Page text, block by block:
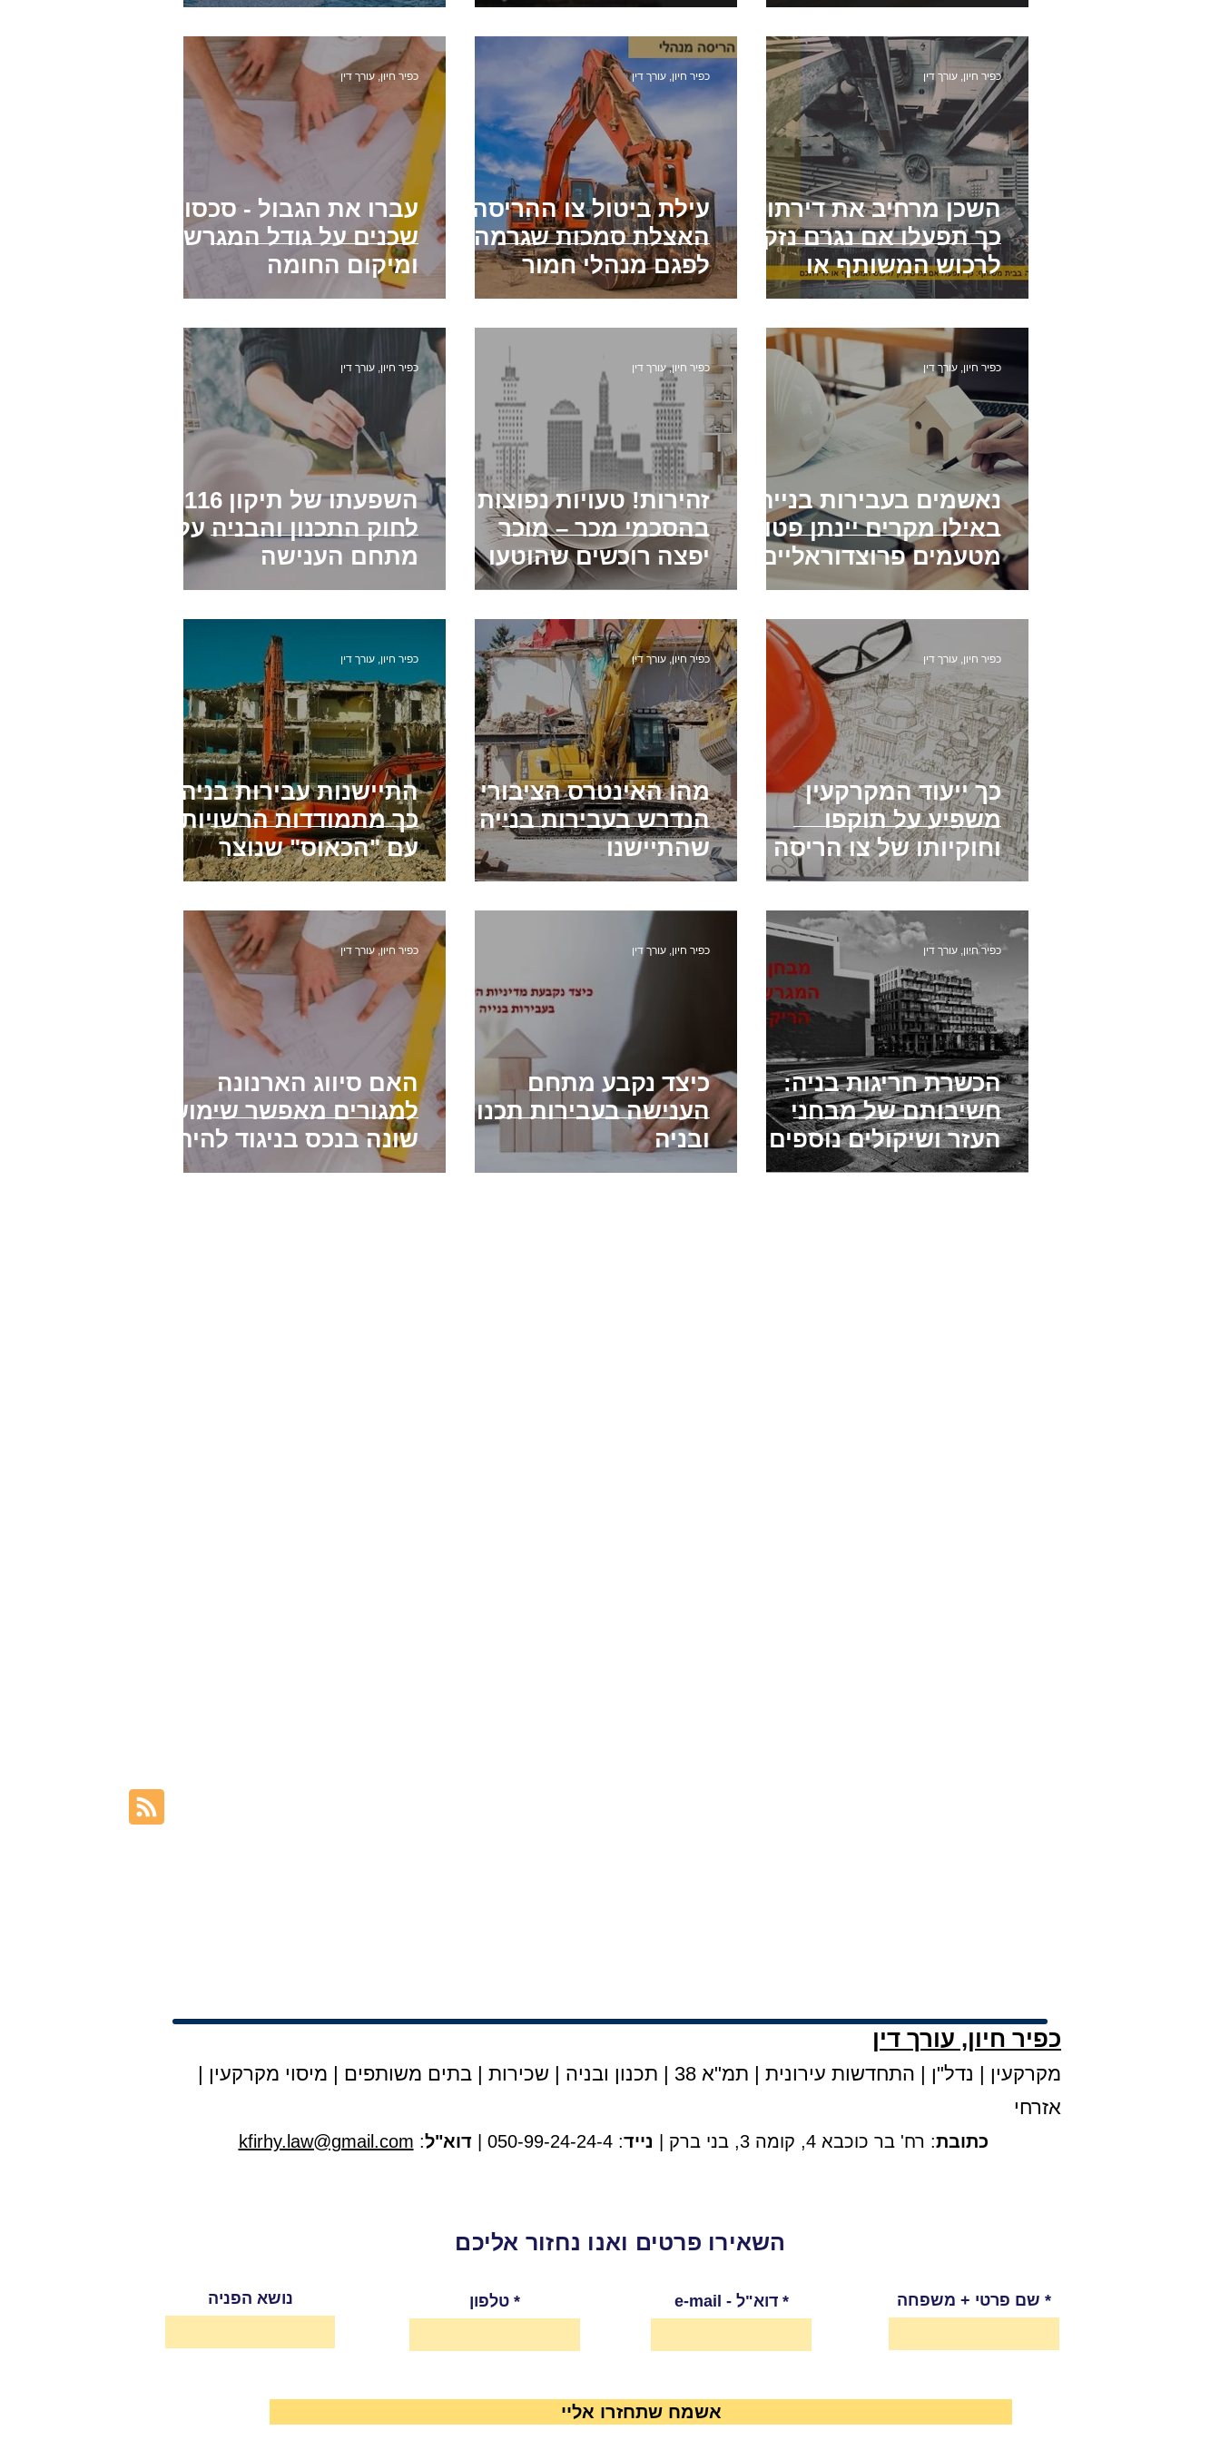
הפרה יסודית של הסכם פטור ממס שבח בגין מכירת דירה שהתקבל רישום מאוחר של זכויות בטאבו חוזה שכירות
בתים משותפים פינוי שוכר חריגות בנייה
השכן מרחיב את דירתו -
כך תפעלו אם נגרם נזק
לרכוש המשותף או
לדירתכם
כפיר חיון, עורך דין
עילת ביטול צו ההריסה:
האצלת סמכות שגרמה
לפגם מנהלי חמור
כפיר חיון, עורך דין
עברו את הגבול - סכסוכי
שכנים על גודל המגרש
ומיקום החומה
כפיר חיון, עורך דין
נאשמים בעבירות בנייה –
באילו מקרים יינתן פטור
מטעמים פרוצדוראליים
כפיר חיון, עורך דין
זהירות! טעויות נפוצות
בהסכמי מכר – מוכר
יפצה רוכשים שהוטעו
כפיר חיון, עורך דין
השפעתו של תיקון 116
לחוק התכנון והבניה על
מתחם הענישה
כפיר חיון, עורך דין
כך ייעוד המקרקעין
משפיע על תוקפו
וחוקיותו של צו הריסה
מנהלי
כפיר חיון, עורך דין
מהו האינטרס הציבורי
הנדרש בעבירות בנייה
שהתיישנו
כפיר חיון, עורך דין
התיישנות עבירות בניה -
כך מתמודדות הרשויות
עם "הכאוס" שנוצר
כפיר חיון, עורך דין
הכשרת חריגות בניה:
חשיבותם של מבחני
העזר ושיקולים נוספים
כפיר חיון, עורך דין
כיצד נקבע מתחם
הענישה בעבירות תכנון
ובניה
כפיר חיון, עורך דין
האם סיווג הארנונה
למגורים מאפשר שימוש
שונה בנכס בניגוד להיתר
כפיר חיון, עורך דין
כפיר חיון, עורך דין
מקרקעין | נדל"ן | התחדשות עירונית | תמ"א 38 | תכנון ובניה | שכירות | בתים משותפים | מיסוי מקרקעין |
אזרחי
כתובת: רח' בר כוכבא 4, קומה 3, בני ברק | נייד: 050-99-24-24-4 | דוא"ל:
kfirhy.law@gmail.com
השאירו פרטים ואנו נחזור אליכם
נושא הפניה טלפון e-mail - דוא"ל שם פרטי + משפחה
אשמח שתחזרו אליי